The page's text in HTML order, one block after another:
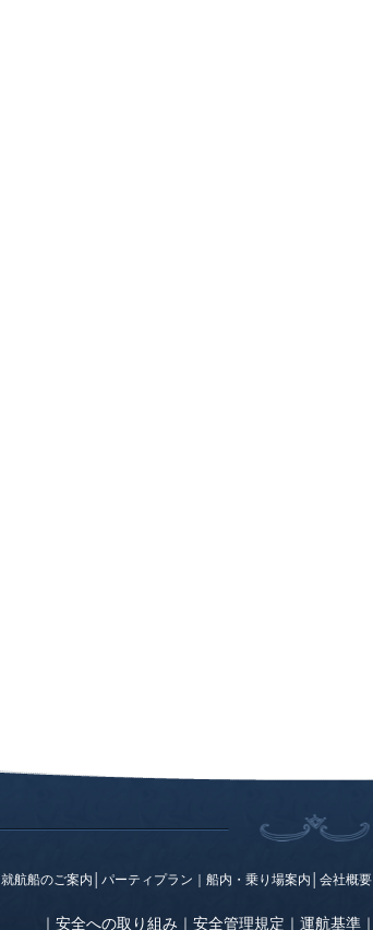
就航船のご案内 パーティプラン 船内・乗り場案内 会社概要
｜ 安全への取り組み ｜ 安全管理規定 ｜ 運航基準 ｜